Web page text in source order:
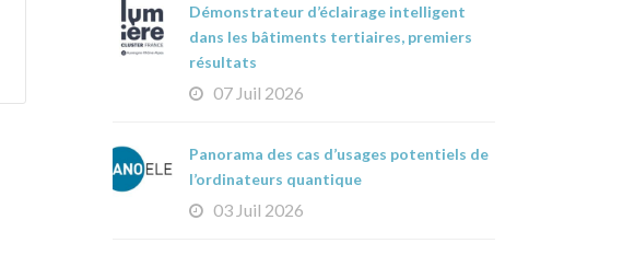
Démonstrateur d’éclairage intelligent
dans les bâtiments tertiaires, premiers
résultats
07 Juil 2026
Panorama des cas d’usages potentiels de
l’ordinateurs quantique
03 Juil 2026